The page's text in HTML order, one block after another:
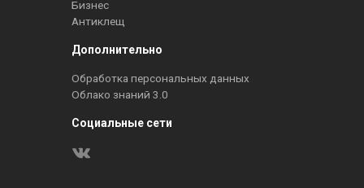
Бизнес
Антиклещ
Дополнительно
Обработка персональных данных
Облако знаний 3.0
Социальные сети